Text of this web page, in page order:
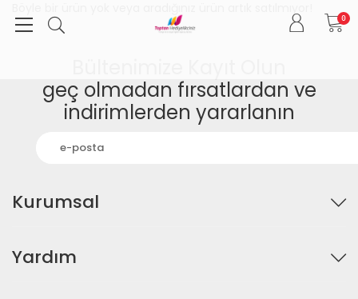
0
geç olmadan fırsatlardan ve
indirimlerden yararlanın
Kurumsal
Yardım